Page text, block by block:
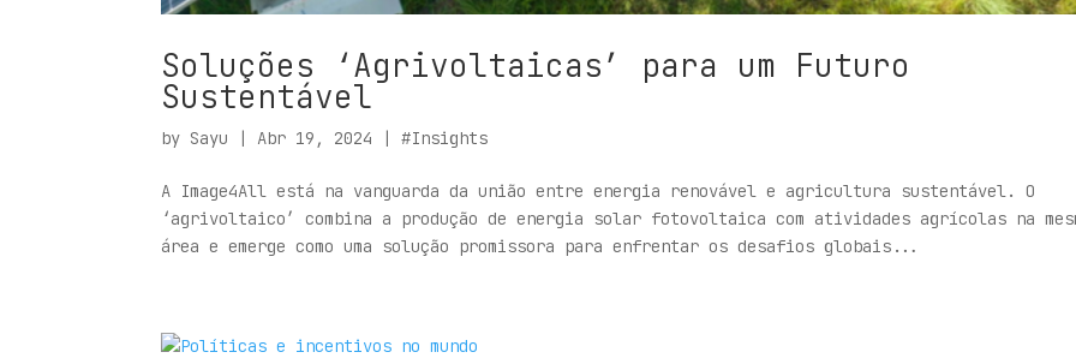
Soluções ‘Agrivoltaicas’ para um Futuro
Sustentável
by Sayu | Abr 19, 2024 |#Insights
A Image4All está na vanguarda da união entre energia renovável e agricultura sustentável. O
‘agrivoltaico’ combina a produção de energia solar fotovoltaica com atividades agrícolas na
área e emerge como uma solução promissora para enfrentar os desafios globais...